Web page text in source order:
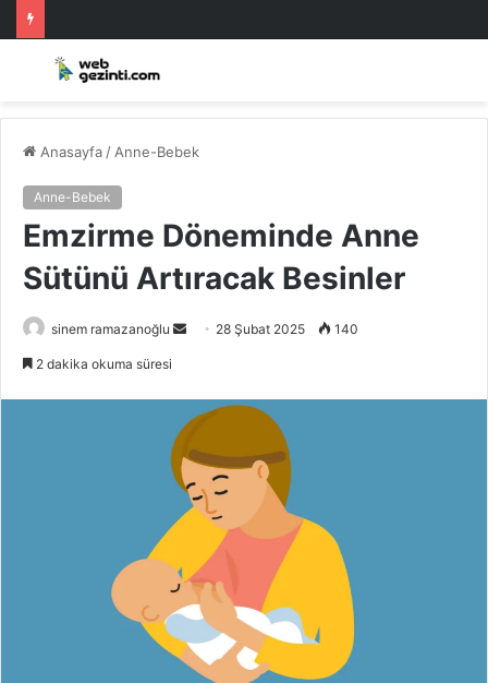
Anasayfa / Anne-Bebek
Anne-Bebek
Emzirme Döneminde Anne
Sütünü Artıracak Besinler
sinem ramazanoğlu
Bir
göndermek
28 Şubat 2025 140
2 dakika okuma süresi